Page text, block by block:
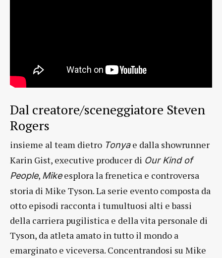
Dal creatore/sceneggiatore Steven
Rogers
insieme al team dietro Tonyae dalla showrunner
Karin Gist, executive producer di Our Kind of
People, Mikeesplora la frenetica e controversa
storia di Mike Tyson. La serie evento composta da
otto episodi racconta i tumultuosi alti e bassi
della carriera pugilistica e della vita personale di
Tyson, da atleta amato in tutto il mondo a
emarginato e viceversa. Concentrandosi su Mike